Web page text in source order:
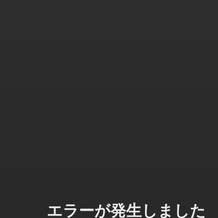
エラーが発生しました